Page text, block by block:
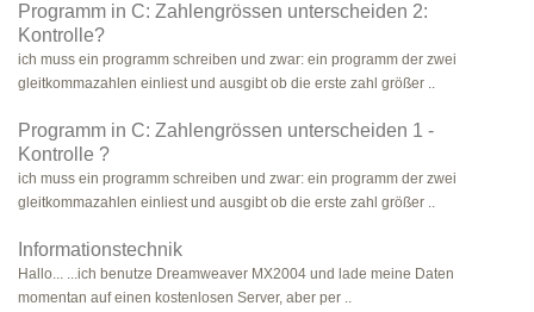
Programm in C: Zahlengrössen unterscheiden 2:
Kontrolle?
ich muss ein programm schreiben und zwar: ein programm der zwei
gleitkommazahlen einliest und ausgibt ob die erste zahl größer ..
Programm in C: Zahlengrössen unterscheiden 1 -
Kontrolle ?
ich muss ein programm schreiben und zwar: ein programm der zwei
gleitkommazahlen einliest und ausgibt ob die erste zahl größer ..
Informationstechnik
Hallo... ...ich benutze Dreamweaver MX2004 und lade meine Daten
momentan auf einen kostenlosen Server, aber per ..